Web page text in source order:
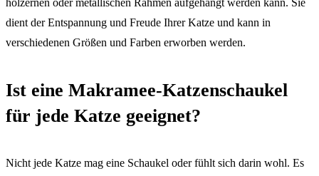
hölzernen oder metallischen Rahmen aufgehängt werden kann. Sie
dient der Entspannung und Freude Ihrer Katze und kann in
verschiedenen Größen und Farben erworben werden.
Ist eine Makramee-Katzenschaukel
für jede Katze geeignet?
Nicht jede Katze mag eine Schaukel oder fühlt sich darin wohl. Es